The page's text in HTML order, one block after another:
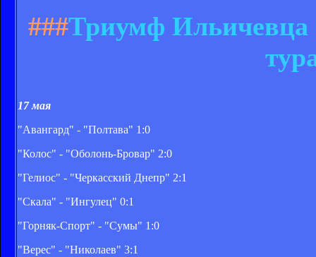
###Триумф Ильичевца
17 мая
"Авангард" - "Полтава" 1:0
"Колос" - "Оболонь-Бровар" 2:0
"Гелиос" - "Черкасский Днепр" 2:1
"Скала" - "Ингулец" 0:1
"Горняк-Спорт" - "Сумы" 1:0
"Верес" - "Николаев" 3:1